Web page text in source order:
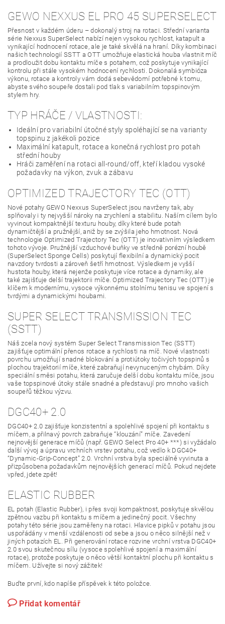
GEWO NEXXUS EL PRO 45 SUPERSELECT
Přesnost v každém úderu – dokonalý stroj na rotaci. Střední varianta
série Nexxus SuperSelect nabízí nejen vysokou rychlost, katapult a
vynikající hodnocení rotace, ale je také skvělá na hraní. Díky kombinaci
našich technologií SSTT a OTT umožňuje elastická houba vlastnit míč
a prodloužit dobu kontaktu míče s potahem, což poskytuje vynikající
kontrolu při stále vysokém hodnocení rychlosti. Dokonalá symbióza
výkonu, rotace a kontroly vám dodá sebevědomí potřebné k tomu,
abyste svého soupeře dostali pod tlak s variabilním topspinovým
stylem hry.
TYP HRÁČE / VLASTNOSTI:
Ideální pro variabilní útočné styly spoléhající se na varianty
topspinu z jakékoli pozice
Maximální katapult, rotace a konečná rychlost pro potah
střední houby
Hráči zaměření na rotaci all-round/off, kteří kladou vysoké
požadavky na výkon, zvuk a zábavu
OPTIMIZED TRAJECTORY TEC (OTT)
Nové potahy GEWO Nexxus SuperSelect jsou navrženy tak, aby
splňovaly i ty nejvyšší nároky na zrychlení a stabilitu. Naším cílem bylo
vyvinout kompaktnější texturu houby, díky které bude potah
dynamičtější a pružnější, aniž by se zvýšila jeho hmotnost. Nová
technologie Optimized Trajectory Tec (OTT) je inovativním výsledkem
tohoto vývoje. Pružnější vzduchové buňky ve středně porézní houbě
(SuperSelect Sponge Cells) poskytují flexibilní a dynamický pocit
navzdory tvrdosti a zároveň šetří hmotnost. Výsledkem je vyšší
hustota houby, která nejenže poskytuje více rotace a dynamiky, ale
také zajišťuje delší trajektorii míče. Optimized Trajectory Tec (OTT) je
klíčem k modernímu, vysoce výkonnému stolnímu tenisu ve spojení s
tvrdými a dynamickými houbami.
SUPER SELECT TRANSMISSION TEC
(SSTT)
Náš zcela nový systém Super Select Transmission Tec (SSTT)
zajišťuje optimální přenos rotace a rychlosti na míč. Nové vlastnosti
povrchu umožňují snadné blokování a protiútoky točivých topspinů s
plochou trajektorií míče, které zabraňují nevynuceným chybám. Díky
speciální směsi potahu, která zaručuje delší dobu kontaktu míče, jsou
vaše topspinové útoky stále snadné a představují pro mnoho vašich
soupeřů těžkou výzvu.
DGC40+ 2.0
DGC40+ 2.0 zajišťuje konzistentní a spolehlivé spojení při kontaktu s
míčem, a přilnavý povrch zabraňuje “klouzání” míče. Zavedení
nejnovější generace míčů (např. GEWO Select Pro 40+ ***) si vyžádalo
další vývoj a úpravu vrchních vrstev potahu, což vedlo k DGC40+
“Dynamic-Grip-Concept” 2.0. Vrchní vrstva byla speciálně vyvinuta a
přizpůsobena požadavkům nejnovějších generací míčů. Pokud nejdete
vpřed, jdete zpět!
ELASTIC RUBBER
EL potah (Elastic Rubber), i přes svoji kompaktnost, poskytuje skvělou
zpětnou vazbu při kontaktu s míčem a jedinečný pocit. Všechny
potahy této série jsou zaměřeny na rotaci. Hlavice pipků v potahu jsou
uspořádány v menší vzdálenosti od sebe a jsou o něco silnější než v
jiných potazích EL. Při generování rotace rozvine vrchní vrstva DGC40+
2.0 svou skutečnou sílu (vysoce spolehlivé spojení a maximální
rotace), protože poskytuje o něco větší kontaktní plochu při kontaktu s
míčem. Užívejte si nový zážitek!
Buďte první, kdo napíše příspěvek k této položce.
Přidat komentář